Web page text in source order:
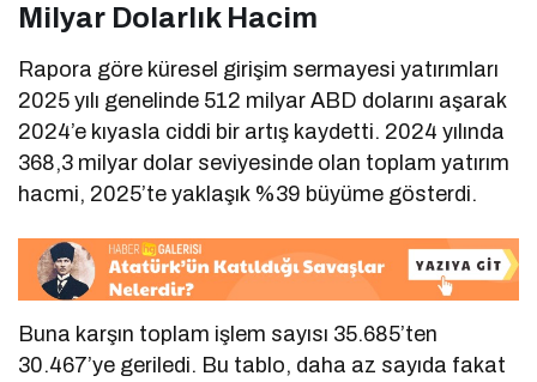
Milyar Dolarlık Hacim
Rapora göre küresel girişim sermayesi yatırımları
2025 yılı genelinde 512 milyar ABD dolarını aşarak
2024’e kıyasla ciddi bir artış kaydetti. 2024 yılında
368,3 milyar dolar seviyesinde olan toplam yatırım
hacmi, 2025’te yaklaşık %39 büyüme gösterdi.
Buna karşın toplam işlem sayısı 35.685’ten
30.467’ye geriledi. Bu tablo, daha az sayıda fakat